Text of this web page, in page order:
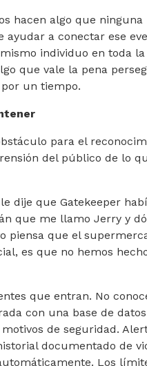
hacen algo que
a conectar ese
individuo en toda
que vale la pena
un tiempo.
para el
del público de lo
dije que Gatekeeper
que me llamo Jerry y
que el
es que no hemos
que entran. No
con una base de
de seguridad.
documentado de
Los